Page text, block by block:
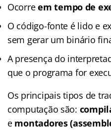
Ocorreem tempo de
O código-fonte é lido e
sem gerar um binário
A presença do
que o programa for
Os principais tipos de
computação são:
e montadores